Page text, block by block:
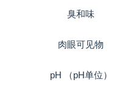
臭和味
肉眼可见物
pH （pH单位）